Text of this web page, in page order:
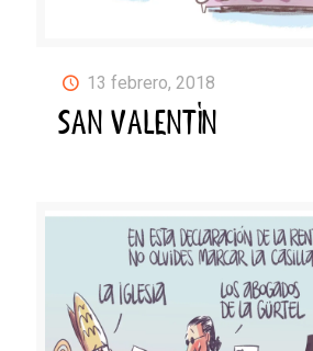
13 febrero, 2018
SAN VALENTÍN